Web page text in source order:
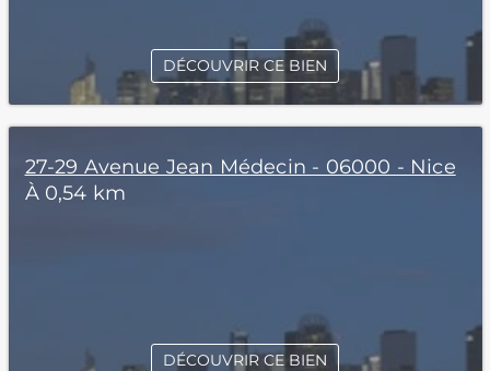
DÉCOUVRIR CE BIEN
27-29 Avenue Jean Médecin - 06000 - Nice
À 0,54 km
DÉCOUVRIR CE BIEN